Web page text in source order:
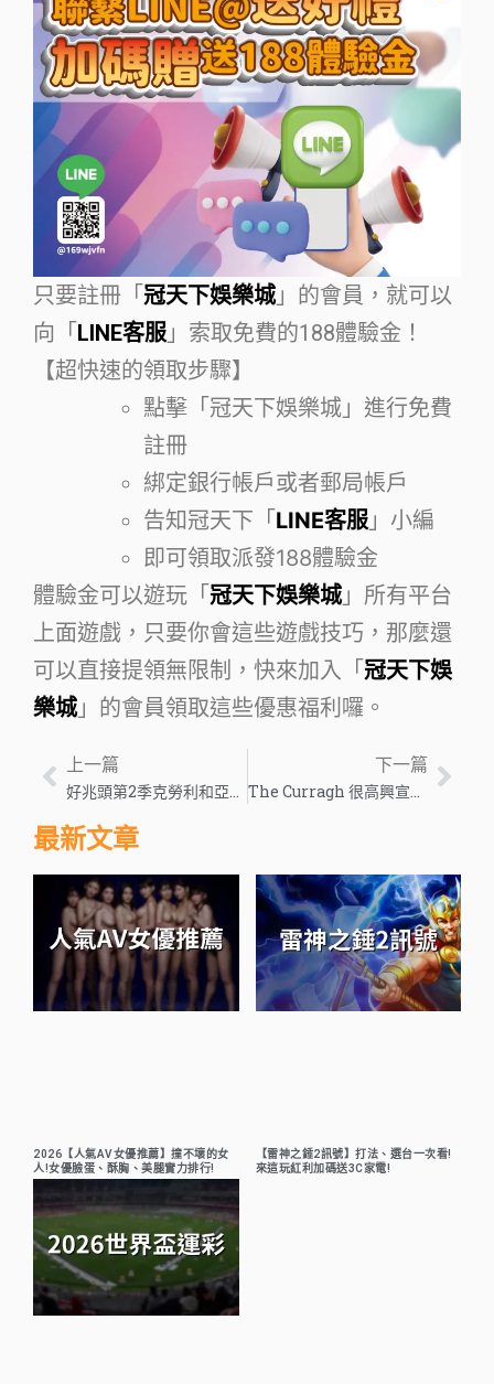
只要註冊「 冠天下娛樂城」的會員，就可以
向「 LINE客服 」索取免費的188體驗金！
【超快速的領取步驟】
點擊「冠天下娛樂城」進行免費
註冊
綁定銀行帳戶或者郵局帳戶
告知冠天下「 LINE客服 」小編
即可領取派發188體驗金
體驗金可以遊玩「 冠天下娛樂城」所有平台
上面遊戲，只要你會這些遊戲技巧，那麼還
可以直接提領無限制，快來加入「 冠天下娛
樂城」的會員領取這些優惠福利囉。
上一篇 下一篇
最新文章
2026【人氣AV女優推薦】撞不壞的女
人!女優臉蛋、酥胸、美腿實力排行!
【雷神之錘2訊號】打法、選台一次看!
來這玩紅利加碼送3C家電!